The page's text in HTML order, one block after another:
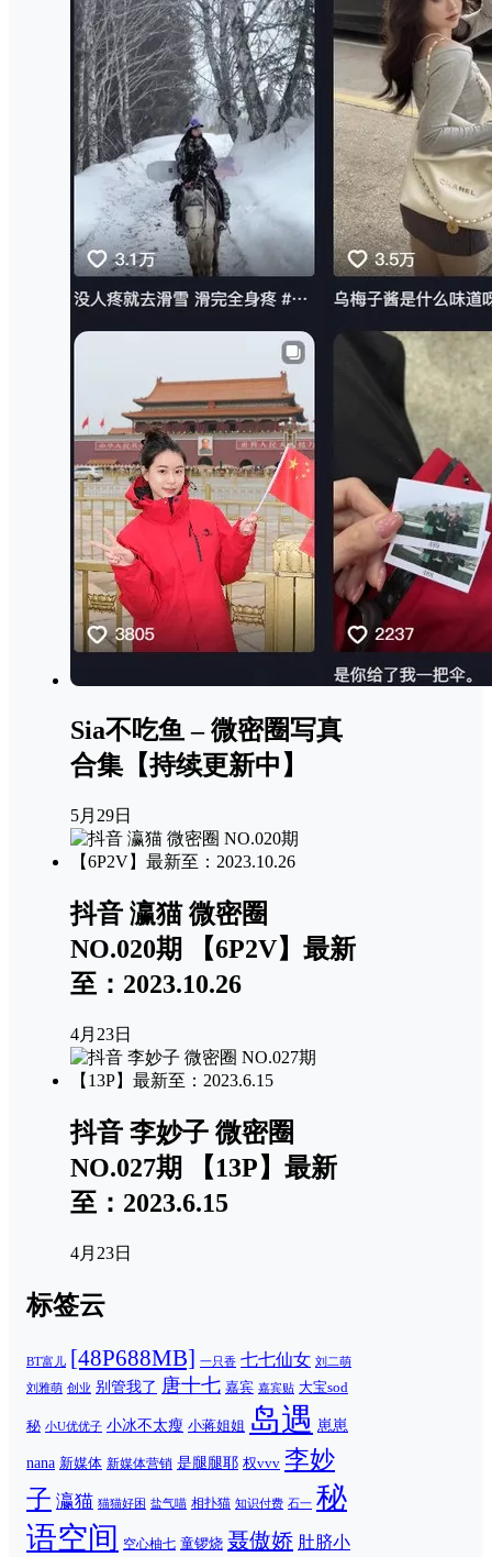
Sia不吃鱼 – 微密圈写真
合集【持续更新中】
5月29日
抖音 瀛猫 微密圈
NO.020期 【6P2V】最新
至：2023.10.26
4月23日
抖音 李妙子 微密圈
NO.027期 【13P】最新
至：2023.6.15
4月23日
标签云
BT富儿 [48P688MB] 一只香 七七仙女 刘二萌
刘雅萌 创业 别管我了 唐十七 嘉宾 嘉宾贴 大宝sod
秘 小U优优子 小冰不太瘦 小蒋姐姐 岛遇 崽崽
nana 新媒体 新媒体营销 是腿腿耶 权vvv 李妙
子 瀛猫 猫猫好困 盐气喵 相扑猫 知识付费 石一 秘
语空间
空心柚七 童锣烧 聂傲娇 肚脐小